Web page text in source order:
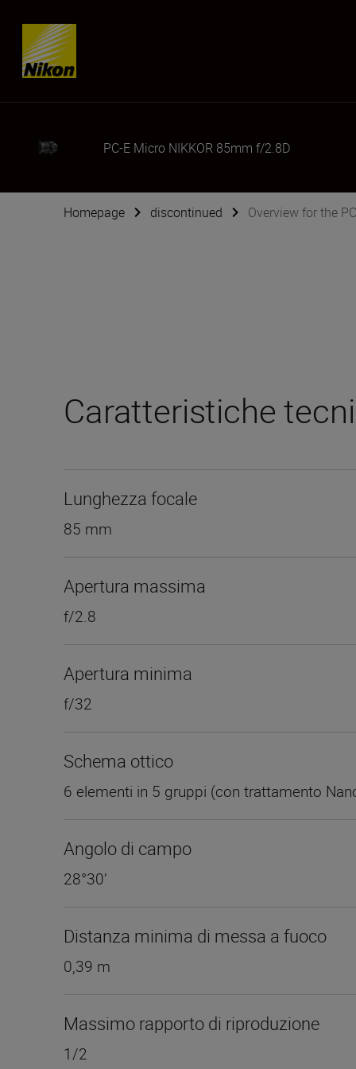
Skip content
PC-E Micro NIKKOR 85mm f/2.8D
Homepage discontinued Overview for the
Caratteristiche
Lunghezza focale
85 mm
Apertura massima
f/2.8
Apertura minima
f/32
Schema ottico
6 elementi in 5 gruppi (con trattamento
Angolo di campo
28°30’
Distanza minima di messa a fuoco
0,39 m
Massimo rapporto di riproduzione
1/2